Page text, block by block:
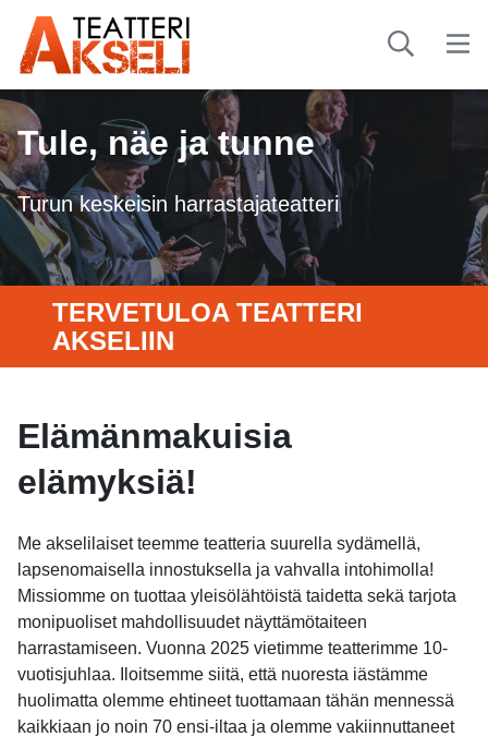
Tule, näe ja tunne
Turun keskeisin harrastajateatteri
TERVETULOA TEATTERI
AKSELIIN
Elämänmakuisia
elämyksiä!
Me akselilaiset teemme teatteria suurella sydämellä,
lapsenomaisella innostuksella ja vahvalla intohimolla!
Missiomme on tuottaa yleisölähtöistä taidetta sekä tarjota
monipuoliset mahdollisuudet näyttämötaiteen
harrastamiseen. Vuonna 2025 vietimme teatterimme 10-
vuotisjuhlaa. Iloitsemme siitä, että nuoresta iästämme
huolimatta olemme ehtineet tuottamaan tähän mennessä
kaikkiaan jo noin 70 ensi-iltaa ja olemme vakiinnuttaneet